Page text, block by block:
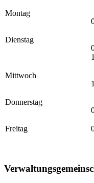
Montag
Dienstag
Mittwoch
Donnerstag
Freitag